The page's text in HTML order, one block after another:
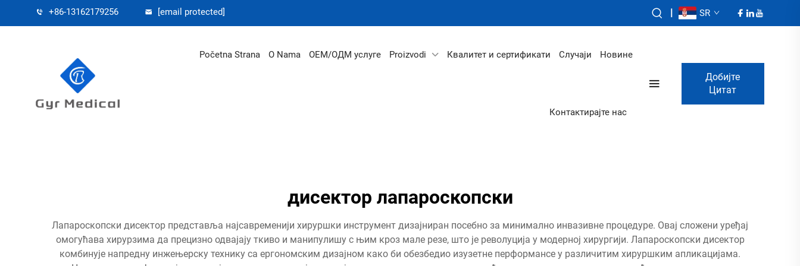
+86-13162179256 [email protected] | SR
Početna Strana O Nama ОЕМ/ОДМ услуге Proizvodi Квалитет и сертификати Случаји Новине
Контактирајте нас
Добијте
Цитат
дисектор лапароскопски
Лапароскопски дисектор представља најсавременији хируршки инструмент дизајниран посебно за минимално инвазивне процедуре. Овај сложени уређај
омогућава хирурзима да прецизно одвајају ткиво и манипулишу с њим кроз мале резе, што је револуција у модерној хирургији. Лапароскопски дисектор
комбинује напредну инжењерску технику са ергономским дизајном како би обезбедио изузетне перформансе у различитим хируршким апликацијама.